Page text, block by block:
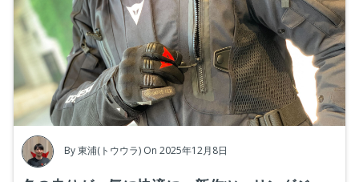
By東浦(トウウラ) On 2025年12月8日